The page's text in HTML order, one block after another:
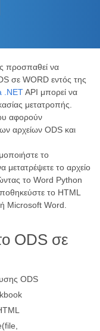
προσπαθεί να
σε WORD εντός της
.NETAPI μπορεί να
μετατροπής.
αφορούν
αρχείων ODS και
το
μετατρέψετε το αρχείο
το Word Python
το HTML
Microsoft Word.
ODS σε
ODS